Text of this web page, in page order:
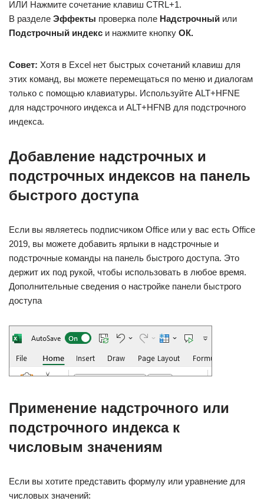
ИЛИ Нажмите сочетание клавиш CTRL+1.
В разделе Эффекты проверка поле Надстрочный или
Подстрочный индекс и нажмите кнопку ОК.
Совет: Хотя в Excel нет быстрых сочетаний клавиш для
этих команд, вы можете перемещаться по меню и диалогам
только с помощью клавиатуры. Используйте ALT+HFNE
для надстрочного индекса и ALT+HFNB для подстрочного
индекса.
Добавление надстрочных и
подстрочных индексов на панель
быстрого доступа
Если вы являетесь подписчиком Office или у вас есть Office
2019, вы можете добавить ярлыки в надстрочные и
подстрочные команды на панель быстрого доступа. Это
держит их под рукой, чтобы использовать в любое время.
Дополнительные сведения о настройке панели быстрого
доступа
Применение надстрочного или
подстрочного индекса к
числовым значениям
Если вы хотите представить формулу или уравнение для
числовых значений: